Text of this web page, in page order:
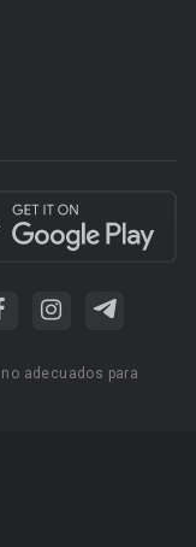
adecuados para